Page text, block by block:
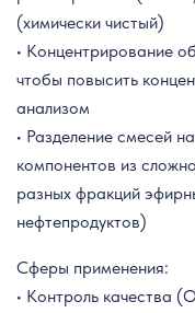
(химически чистый)
• Концентрирование
чтобы повысить
анализом
• Разделение смесей
компонентов из
разных фракций
нефтепродуктов)
Сферы применения:
• Контроль качества